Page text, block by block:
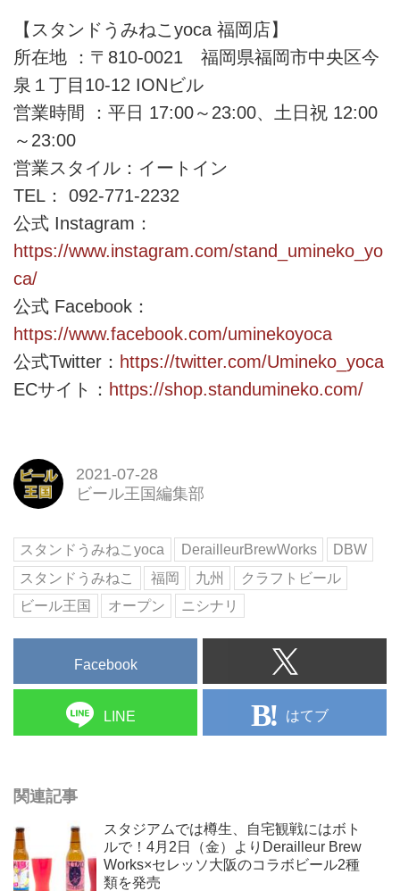
【スタンドうみねこyoca 福岡店】
所在地 ：〒810-0021 福岡県福岡市中央区今
泉１丁目10-12 IONビル
営業時間 ：平日 17:00～23:00、土日祝 12:00
～23:00
営業スタイル：イートイン
TEL： 092-771-2232
公式 Instagram：
https://www.instagram.com/stand_umineko_yo
ca/
公式 Facebook：
https://www.facebook.com/uminekoyoca
公式Twitter： https://twitter.com/Umineko_yoca
ECサイト： https://shop.standumineko.com/
2021-07-28
ビール王国編集部
スタンドうみねこyoca DerailleurBrewWorks
DBW
スタンドうみねこ
福岡 九州
クラフトビール
ビール王国
オープン ニシナリ
Facebook
LINE はてブ
関連記事
スタジアムでは樽生、自宅観戦にはボト
ルで！4月2日（金）よりDerailleur Brew
Works×セレッソ大阪のコラボビール2種
類を発売